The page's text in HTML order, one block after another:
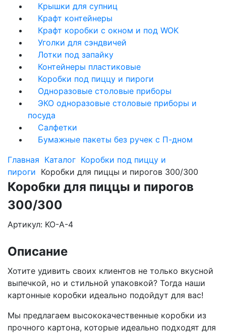
Крышки для супниц
Крафт контейнеры
Крафт коробки с окном и под WOK
Уголки для сэндвичей
Лотки под запайку
Контейнеры пластиковые
Коробки под пиццу и пироги
Одноразовые столовые приборы
ЭКО одноразовые столовые приборы и
посуда
Салфетки
Бумажные пакеты без ручек с П-дном
Главная Каталог Коробки под пиццу и
пироги Коробки для пиццы и пирогов 300/300
Коробки для пиццы и пирогов
300/300
Артикул: KO-A-4
Описание
Хотите удивить своих клиентов не только вкусной
выпечкой, но и стильной упаковкой? Тогда наши
картонные коробки идеально подойдут для вас!
Мы предлагаем высококачественные коробки из
прочного картона, которые идеально подходят для